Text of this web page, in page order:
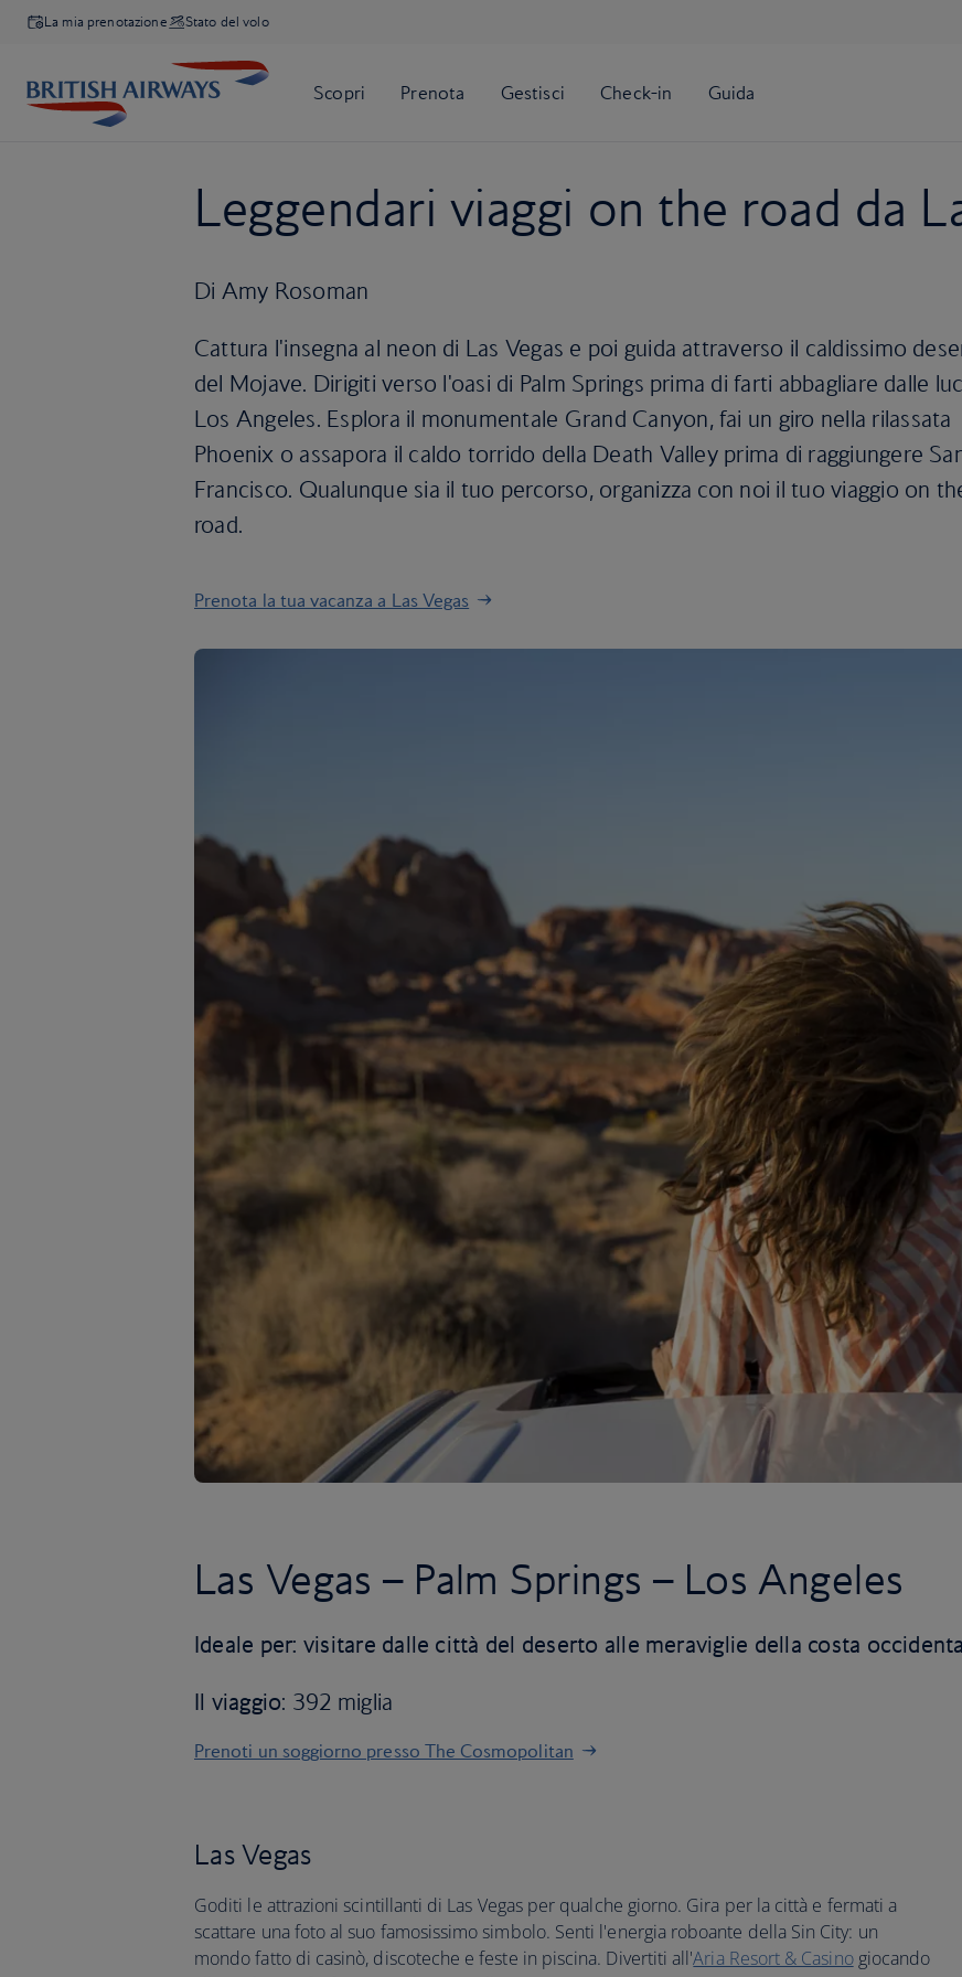
La mia prenotazione Stato del volo
Leggendari viaggi on the road da
Di Amy Rosoman
Cattura l'insegna al neon di Las Vegas e poi guida attraverso il caldissimo
del Mojave. Dirigiti verso l'oasi di Palm Springs prima di farti abbagliare dalle
Los Angeles. Esplora il monumentale Grand Canyon, fai un giro nella rilassata
Phoenix o assapora il caldo torrido della Death Valley prima di raggiungere
Francisco. Qualunque sia il tuo percorso, organizza con noi il tuo viaggio on
road.
Prenota la tua vacanza a Las Vegas
Las Vegas – Palm Springs – Los Angeles
Ideale per: visitare dalle città del deserto alle meraviglie della costa
Il viaggio: 392 miglia
Prenoti un soggiorno presso The Cosmopolitan
Las Vegas
Goditi le attrazioni scintillanti di Las Vegas per qualche giorno. Gira per la città e fermati a
scattare una foto al suo famosissimo simbolo. Senti l'energia roboante della Sin City: un
mondo fatto di casinò, discoteche e feste in piscina. Divertiti all'Aria Resort & Casinogiocando